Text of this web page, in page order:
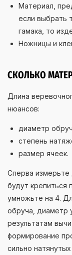
Материал,
если выбрать
гамака, то
Ножницы и
СКОЛЬКО
Длина
нюансов:
диаметр
степень
размер ячеек.
Сперва
будут крепиться
умножьте на 4.
обруча, диаметр
результатам
формирование
сильно